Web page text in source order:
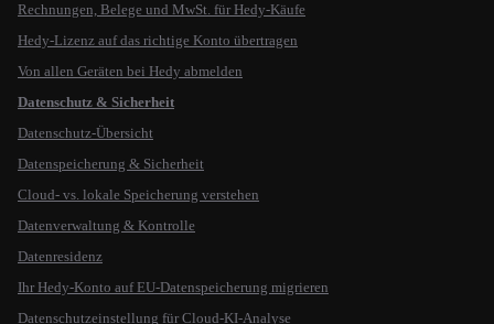
Rechnungen, Belege und MwSt. für Hedy-Käufe
Hedy-Lizenz auf das richtige Konto übertragen
Von allen Geräten bei Hedy abmelden
Datenschutz & Sicherheit
Datenschutz-Übersicht
Datenspeicherung & Sicherheit
Cloud- vs. lokale Speicherung verstehen
Datenverwaltung & Kontrolle
Datenresidenz
Ihr Hedy-Konto auf EU-Datenspeicherung migrieren
Datenschutzeinstellung für Cloud-KI-Analyse